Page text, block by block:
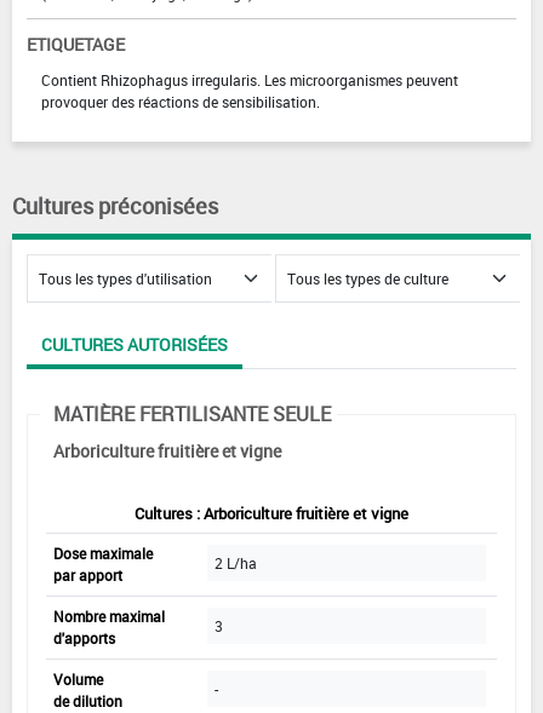
ETIQUETAGE
Contient Rhizophagus irregularis. Les microorganismes peuvent
provoquer des réactions de sensibilisation.
Cultures préconisées
CULTURES AUTORISÉES
MATIÈRE FERTILISANTE SEULE
Arboriculture fruitière et vigne
Cultures : Arboriculture fruitière et vigne
Dose maximale
par apport
2 L/ha
Nombre maximal
d'apports
3
Volume
de dilution
-